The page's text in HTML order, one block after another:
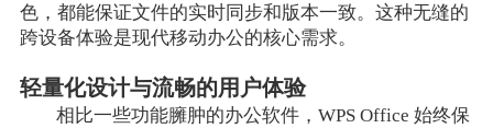
色，都能保证文件的实时同步和版本一致。这种无缝的
跨设备体验是现代移动办公的核心需求。
轻量化设计与流畅的用户体验
相比一些功能臃肿的办公软件，WPS Office 始终保